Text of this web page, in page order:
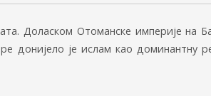
Доласком Отоманске империје на
донијело је ислам као доминантну